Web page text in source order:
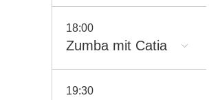
18:00
Zumba mit Catia
19:30